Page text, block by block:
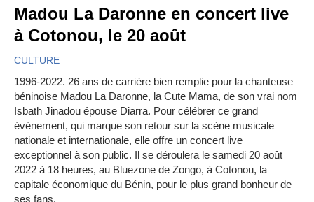
Madou La Daronne en concert live
à Cotonou, le 20 août
CULTURE
1996-2022. 26 ans de carrière bien remplie pour la chanteuse
béninoise Madou La Daronne, la Cute Mama, de son vrai nom
Isbath Jinadou épouse Diarra. Pour célébrer ce grand
événement, qui marque son retour sur la scène musicale
nationale et internationale, elle offre un concert live
exceptionnel à son public. Il se déroulera le samedi 20 août
2022 à 18 heures, au Bluezone de Zongo, à Cotonou, la
capitale économique du Bénin, pour le plus grand bonheur de
ses fans.